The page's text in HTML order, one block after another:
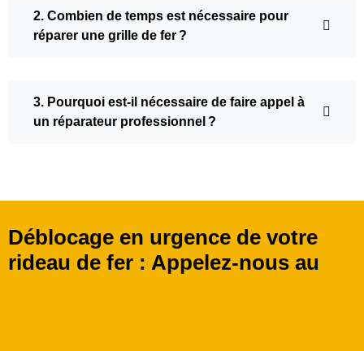
2. Combien de temps est nécessaire pour
réparer une grille de fer ?
3. Pourquoi est-il nécessaire de faire appel à
un réparateur professionnel ?
Déblocage en urgence de votre
rideau de fer : Appelez-nous au